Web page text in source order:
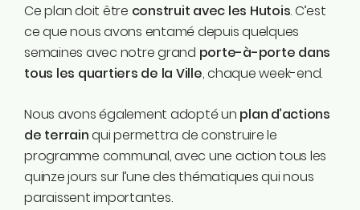
Ce plan doit être construit avec les Hutois. C’est
ce que nous avons entamé depuis quelques
semaines avec notre grand porte-à-porte dans
tous les quartiers de la Ville, chaque week-end.
Nous avons également adopté un plan d’actions
de terrainqui permettra de construire le
programme communal, avec une action tous les
quinze jours sur l’une des thématiques qui nous
paraissent importantes.